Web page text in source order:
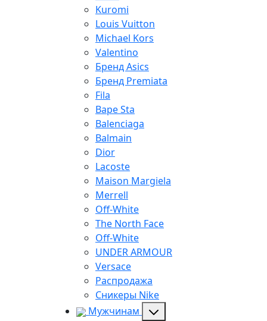
Kuromi
Louis Vuitton
Michael Kors
Valentino
Бренд Asics
Бренд Premiata
Fila
Bape Sta
Balenciaga
Balmain
Dior
Lacoste
Maison Margiela
Merrell
Off-White
The North Face
Off-White
UNDER ARMOUR
Versace
Распродажа
Сникеры Nike
Мужчинам